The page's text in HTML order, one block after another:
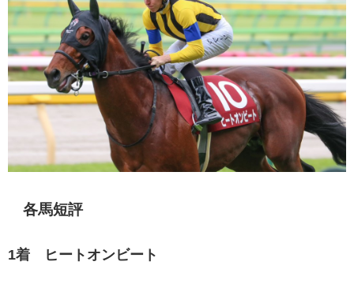
各馬短評
1着 ヒートオンビート